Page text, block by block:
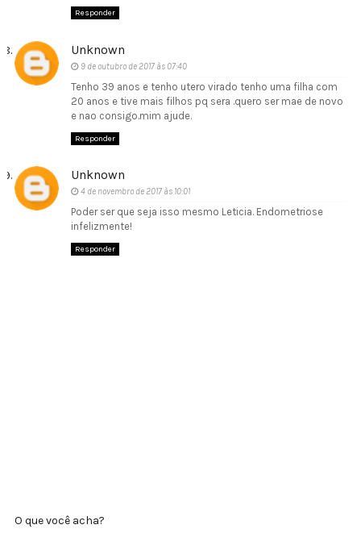
Responder
Unknown
9 de outubro de 2017 às 07:40
Tenho 39 anos e tenho utero virado tenho uma filha com
20 anos e tive mais filhos pq sera .quero ser mae de novo
e nao consigo.mim ajude.
Responder
Unknown
4 de novembro de 2017 às 10:01
Poder ser que seja isso mesmo Leticia. Endometriose
infelizmente!
Responder
O que você acha?